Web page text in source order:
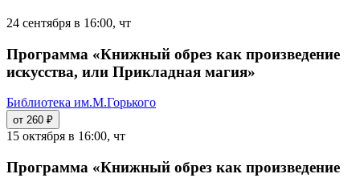
24 сентября в 16:00, чт
Программа «Книжный обрез как произведение
искусства, или Прикладная магия»
Библиотека им.М.Горького
от 260 ₽
15 октября в 16:00, чт
Программа «Книжный обрез как произведение